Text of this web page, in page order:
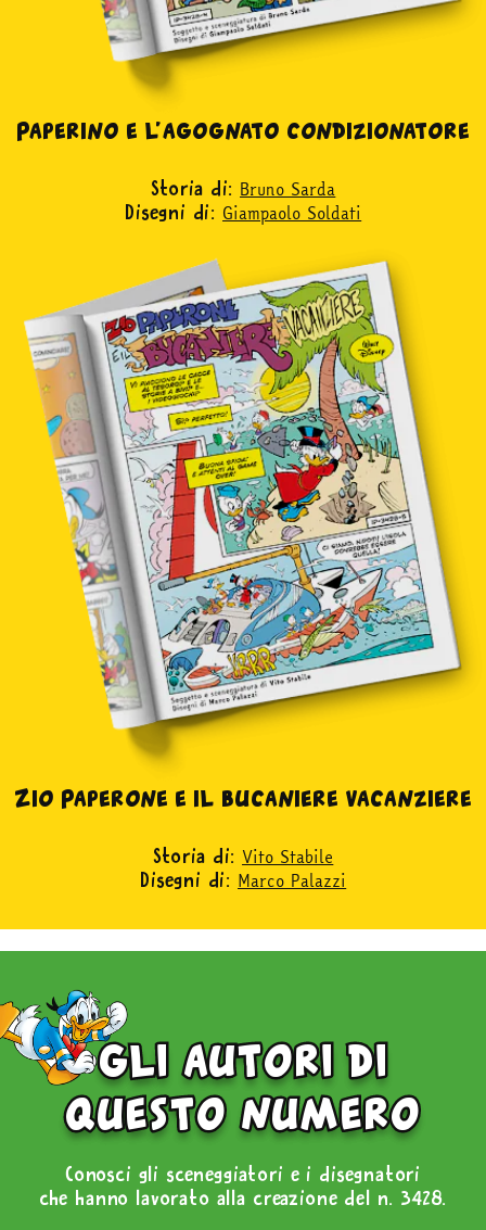
Paperino e l’agognato condizionatore
Storia di: Bruno Sarda
Disegni di: Giampaolo Soldati
Zio Paperone e il bucaniere vacanziere
Storia di: Vito Stabile
Disegni di: Marco Palazzi
gli autori di
questo numero
Conosci gli sceneggiatori e i disegnatori
che hanno lavorato alla creazione del n. 3428.